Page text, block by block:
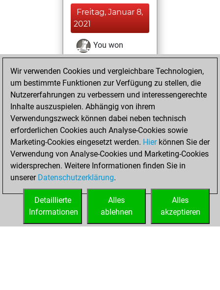
Freitag, Januar 8,
2021
You won
against Fritz
Fritz
You created
your Fritz account
You played 4
blitz games
Play
You scored +1
=0 -3 in blitz
You played 6
bullet games
You scored +4
=0 -2 in bullet
Wir verwenden Cookies und vergleichbare Technologien,
um bestimmte Funktionen zur Verfügung zu stellen, die
Nutzererfahrungen zu verbessern und interessengerechte
Inhalte auszuspielen. Abhängig von ihrem
Verwendungszweck können dabei neben technisch
erforderlichen Cookies auch Analyse-Cookies sowie
Marketing-Cookies eingesetzt werden. Hierkönnen Sie der
Verwendung von Analyse-Cookies und Marketing-Cookies
widersprechen. Weitere Informationen finden Sie in
unserer Datenschutzerklärung.
Alles
akzeptieren
Alles
ablehnen
Detaillierte
Informationen